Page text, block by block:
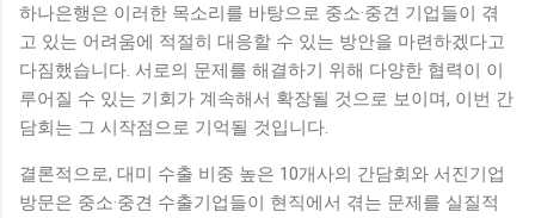
하나은행은 이러한 목소리를 바탕으로 중소·중견 기업들이 겪
고 있는 어려움에 적절히 대응할 수 있는 방안을 마련하겠다고
다짐했습니다. 서로의 문제를 해결하기 위해 다양한 협력이 이
루어질 수 있는 기회가 계속해서 확장될 것으로 보이며, 이번 간
담회는 그 시작점으로 기억될 것입니다.
결론적으로, 대미 수출 비중 높은 10개사의 간담회와 서진기업
방문은 중소·중견 수출기업들이 현직에서 겪는 문제를 실질적